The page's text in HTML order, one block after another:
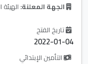
الجهة المعلنة:
تاريخ الفتح
2022-01-04
التأمين الإبتدائي